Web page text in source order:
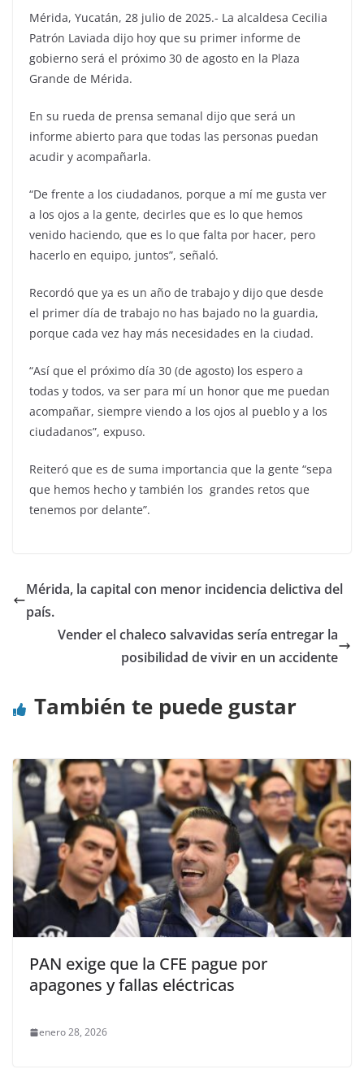
Mérida, Yucatán, 28 julio de 2025.- La alcaldesa Cecilia
Patrón Laviada dijo hoy que su primer informe de
gobierno será el próximo 30 de agosto en la Plaza
Grande de Mérida.
En su rueda de prensa semanal dijo que será un
informe abierto para que todas las personas puedan
acudir y acompañarla.
“De frente a los ciudadanos, porque a mí me gusta ver
a los ojos a la gente, decirles que es lo que hemos
venido haciendo, que es lo que falta por hacer, pero
hacerlo en equipo, juntos”, señaló.
Recordó que ya es un año de trabajo y dijo que desde
el primer día de trabajo no has bajado no la guardia,
porque cada vez hay más necesidades en la ciudad.
“Así que el próximo día 30 (de agosto) los espero a
todas y todos, va ser para mí un honor que me puedan
acompañar, siempre viendo a los ojos al pueblo y a los
ciudadanos”, expuso.
Reiteró que es de suma importancia que la gente “sepa
que hemos hecho y también los grandes retos que
tenemos por delante”.
Mérida, la capital con menor incidencia delictiva del
país.
Vender el chaleco salvavidas sería entregar la
posibilidad de vivir en un accidente
También te puede gustar
PAN exige que la CFE pague por
apagones y fallas eléctricas
enero 28, 2026